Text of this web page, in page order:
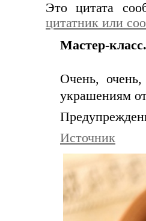
Это цитата
цитатник или
Мастер-
Очень,
украшениям
Источник